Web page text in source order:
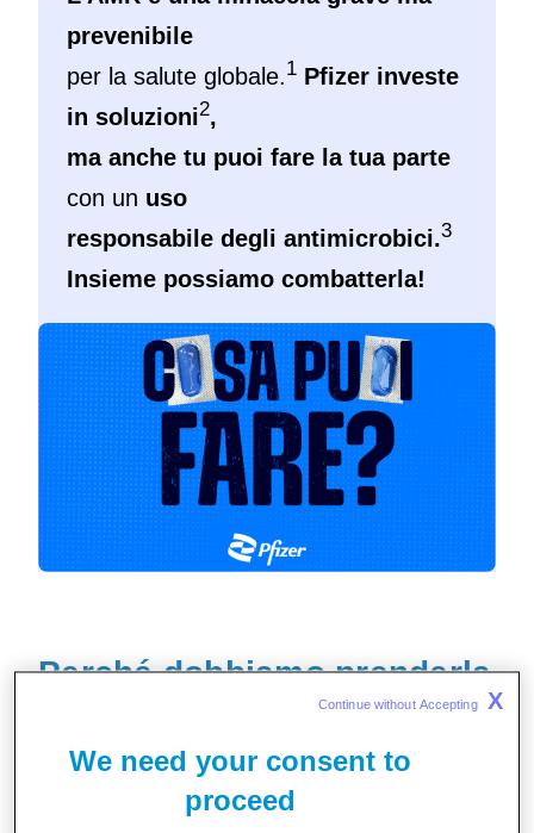
prevenibile
per la salute globale.1 Pfizer investe
in soluzioni2,
ma anche tu puoi fare la tua parte
con un uso
responsabile degli antimicrobici.3
Insieme possiamo combatterla!
Perché dobbiamo prenderla
resistenza antimicrobica (AMR)
verifica quando batteri, virus, funghi e
We need your consent to
proceed
Continue without Accepting X